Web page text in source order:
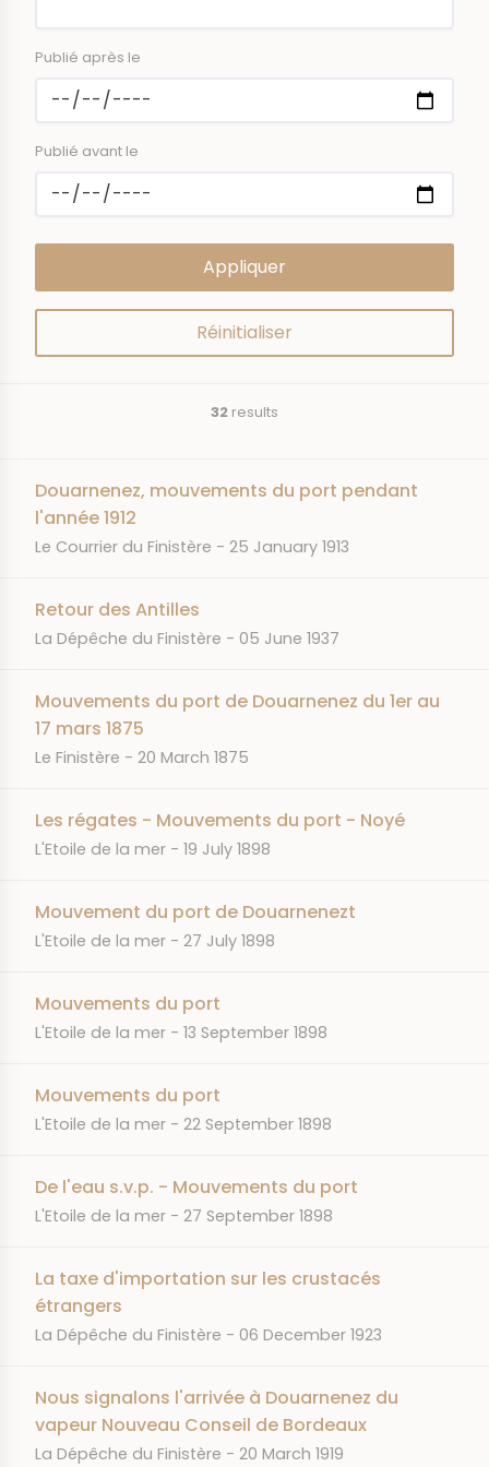
Publié après le
Publié avant le
32 results
Douarnenez, mouvements du port pendant
l'année 1912
JOURNAL
Le Courrier du Finistère DATE
25 January 1913
Retour des Antilles
JOURNAL
La Dépêche du Finistère DATE
05 June 1937
Mouvements du port de Douarnenez du 1er au
17 mars 1875
JOURNAL
Le Finistère DATE
20 March 1875
Les régates - Mouvements du port - Noyé
JOURNAL
L'Etoile de la mer DATE
19 July 1898
Mouvement du port de Douarnenezt
JOURNAL
L'Etoile de la mer DATE
27 July 1898
Mouvements du port
JOURNAL
L'Etoile de la mer DATE
13 September 1898
Mouvements du port
JOURNAL
L'Etoile de la mer DATE
22 September 1898
De l'eau s.v.p. - Mouvements du port
JOURNAL
L'Etoile de la mer DATE
27 September 1898
La taxe d'importation sur les crustacés
étrangers
JOURNAL
La Dépêche du Finistère DATE
06 December 1923
Nous signalons l'arrivée à Douarnenez du
vapeur Nouveau Conseil de Bordeaux
JOURNAL
La Dépêche du Finistère DATE
20 March 1919